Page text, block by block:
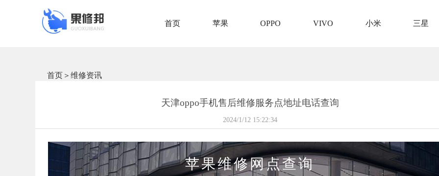
首页 苹果 OPPO VIVO 小米 三星
首页 ＞ 维修资讯
天津oppo手机售后维修服务点地址电话查询
2024/1/12 15:22:34
苹果维修网点查询